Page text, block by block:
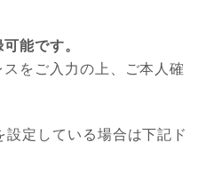
能です。
をご入力の上、ご本人確
定している場合は下記ド